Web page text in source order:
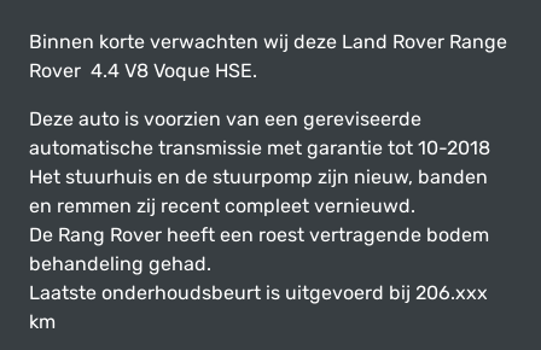
Binnen korte verwachten wij deze Land Rover Range
Rover 4.4 V8 Voque HSE.
Deze auto is voorzien van een gereviseerde
automatische transmissie met garantie tot 10-2018
Het stuurhuis en de stuurpomp zijn nieuw, banden
en remmen zij recent compleet vernieuwd.
De Rang Rover heeft een roest vertragende bodem
behandeling gehad.
Laatste onderhoudsbeurt is uitgevoerd bij 206.xxx
km